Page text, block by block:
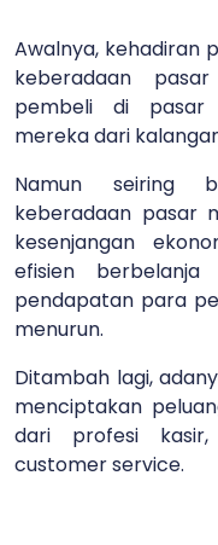
Awalnya, kehadiran
keberadaan
pembeli di pasar
mereka dari
Namun seiring
keberadaan pasar
kesenjangan
efisien
pendapatan para
menurun.
Ditambah lagi,
menciptakan
dari profesi kasir,
customer service.